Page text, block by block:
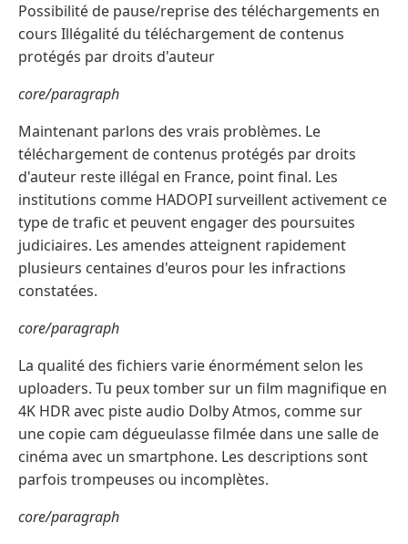
Possibilité de pause/reprise des téléchargements en
cours Illégalité du téléchargement de contenus
protégés par droits d'auteur
core/paragraph
Maintenant parlons des vrais problèmes. Le
téléchargement de contenus protégés par droits
d'auteur reste illégal en France, point final. Les
institutions comme HADOPI surveillent activement ce
type de trafic et peuvent engager des poursuites
judiciaires. Les amendes atteignent rapidement
plusieurs centaines d'euros pour les infractions
constatées.
core/paragraph
La qualité des fichiers varie énormément selon les
uploaders. Tu peux tomber sur un film magnifique en
4K HDR avec piste audio Dolby Atmos, comme sur
une copie cam dégueulasse filmée dans une salle de
cinéma avec un smartphone. Les descriptions sont
parfois trompeuses ou incomplètes.
core/paragraph